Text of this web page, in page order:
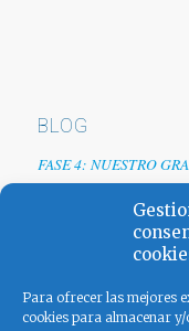
Para ofrecer las mejores
cookies para almacenar
BLOG
FASE 4: NUESTRO
EMPRESAS TRAS LA
Renovamos web